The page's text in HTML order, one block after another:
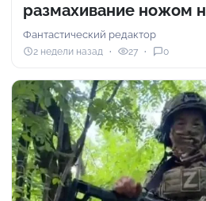
размахивание ножом
Фантастический редактор
2 недели назад 27 0